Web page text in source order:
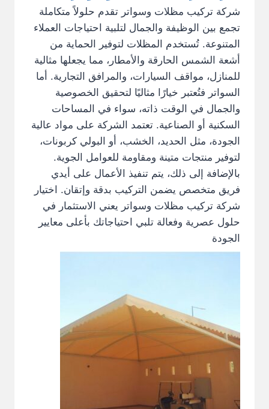
شركة تركيب مظلات وسواتر تقدم حلولاً متكاملة
تجمع بين الوظيفة والجمال لتلبية احتياجات العملاء
المتنوعة. تُستخدم المظلات لتوفير الحماية من
أشعة الشمس الحارقة والأمطار، مما يجعلها مثالية
للمنازل، مواقف السيارات، والمرافق التجارية. أما
السواتر فتُعتبر خيارًا مثاليًا لتحقيق الخصوصية
والجمال في الوقت ذاته، سواء في المساحات
السكنية أو الصناعية. تعتمد الشركة على مواد عالية
الجودة، مثل الحديد، الخشب، أو البولي كربونات،
لتوفير منتجات متينة ومقاومة للعوامل الجوية.
بالإضافة إلى ذلك، يتم تنفيذ الأعمال على أيدي
فريق متخصص يضمن التركيب بدقة وإتقان. اختيار
شركة تركيب مظلات وسواتر يعني الاستثمار في
حلول عصرية وفعالة تلبي احتياجاتك بأعلى معايير
الجودة